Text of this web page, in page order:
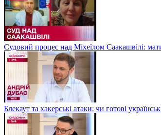
Судовий процес над Міхеїлом Саакашвілі:
Блекаут та хакерські атаки: чи готові